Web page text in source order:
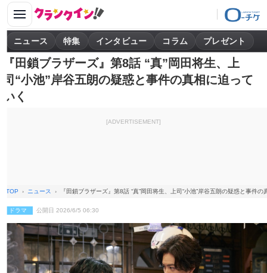
ニュース 特集 インタビュー コラム プレゼント
『田鎖ブラザーズ』第8話 “真”岡田将生、上
司“小池”岸谷五朗の疑惑と事件の真相に迫って
いく
[ADVERTISEMENT]
TOP ニュース 『田鎖ブラザーズ』第8話 “真”岡田将生、上司“小池”岸谷五朗の疑惑と事件の
ドラマ 公開日 2026/6/5 06:30